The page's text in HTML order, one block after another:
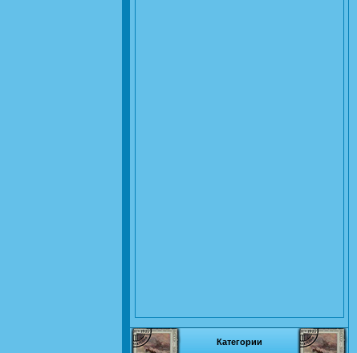
Категории